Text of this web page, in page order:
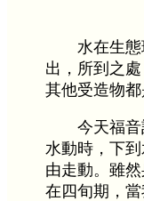
水在生
出，所到之
其他受造物
今天福
水動時，下
由走動。雖
在四旬期，